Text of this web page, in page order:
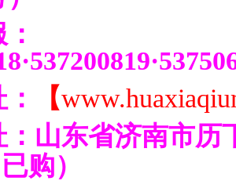
·537200819·
【
：山东省济南市历
已购）